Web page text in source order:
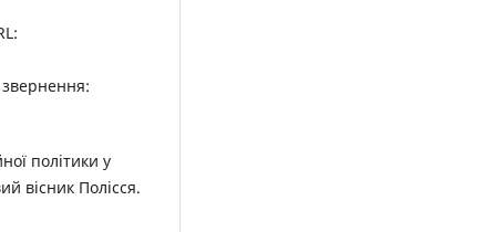
політики у
вісник Полісся.